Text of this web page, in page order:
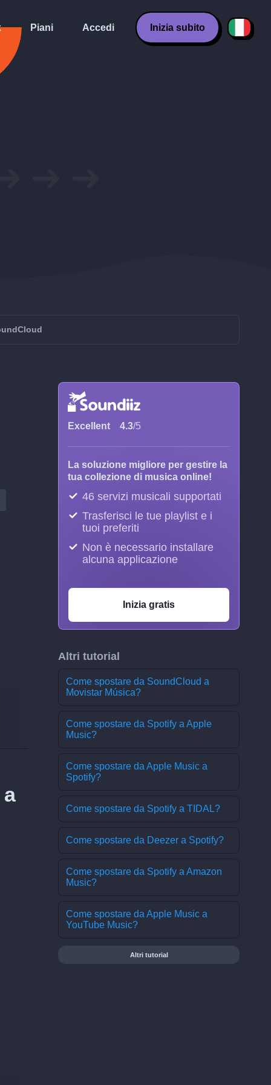
Piani Accedi Inizia subito
Excellent 4.3/5
La soluzione migliore per gestire la
tua collezione di musica online!
46 servizi musicali supportati
Trasferisci le tue playlist e i
tuoi preferiti
Non è necessario installare
alcuna applicazione
Inizia gratis
Altri tutorial
Come spostare da SoundCloud a
Movistar Música?
Come spostare da Spotify a Apple
Music?
Come spostare da Apple Music a
Spotify?
Come spostare da Spotify a TIDAL?
Come spostare da Deezer a Spotify?
Come spostare da Spotify a Amazon
Music?
Come spostare da Apple Music a
YouTube Music?
Altri tutorial